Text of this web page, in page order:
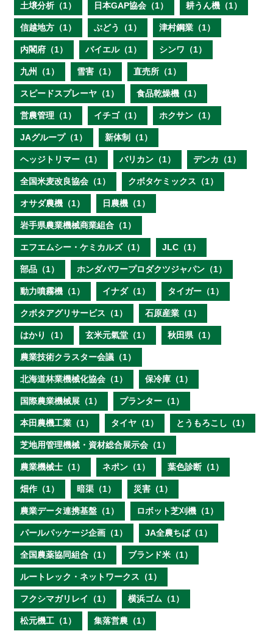
土壌分析（1） 日本GAP協会（1） 耕うん機（1）
信越地方（1） ぶどう（1） 津村鋼業（1）
内閣府（1） バイエル（1） シンワ（1）
九州（1） 雪害（1） 直売所（1）
スピードスプレーヤ（1） 食品乾燥機（1）
営農管理（1） イチゴ（1） ホクサン（1）
JAグループ（1） 新体制（1）
ヘッジトリマー（1） バリカン（1） デンカ（1）
全国米麦改良協会（1） クボタケミックス（1）
オサダ農機（1） 日農機（1）
岩手県農業機械商業組合（1）
エフエムシー・ケミカルズ（1） JLC（1）
部品（1） ホンダパワープロダクツジャパン（1）
動力噴霧機（1） イナダ（1） タイガー（1）
クボタアグリサービス（1） 石原産業（1）
はかり（1） 玄米元氣堂（1） 秋田県（1）
農業技術クラスター会議（1）
北海道林業機械化協会（1） 保冷庫（1）
国際農業機械展（1） プランター（1）
本田農機工業（1） タイヤ（1） とうもろこし（1）
芝地用管理機械・資材総合展示会（1）
農業機械士（1） ネポン（1） 葉色診断（1）
畑作（1） 暗渠（1） 災害（1）
農業データ連携基盤（1） ロボット芝刈機（1）
パールパッケージ企画（1） JA全農ちば（1）
全国農薬協同組合（1） ブランド米（1）
ルートレック・ネットワークス（1）
フクシマガリレイ（1） 横浜ゴム（1）
松元機工（1） 集落営農（1）